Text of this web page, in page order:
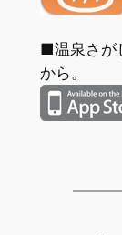
■温泉さが
から。